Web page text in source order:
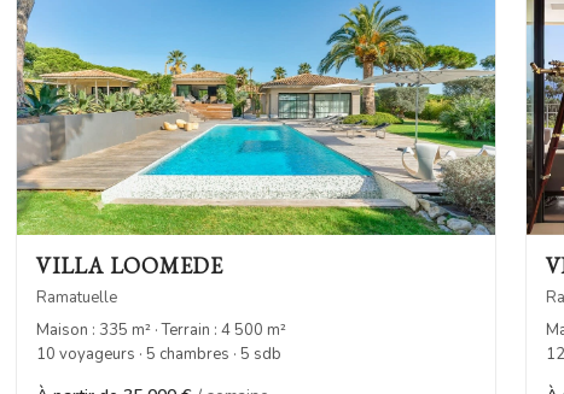
VILLA LOOMEDE
Ramatuelle
Maison : 335 m² · Terrain : 4 500 m²
10 voyageurs · 5 chambres · 5 sdb